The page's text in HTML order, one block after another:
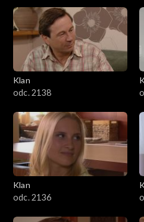
Klan
odc. 2138
Klan
odc. 2136